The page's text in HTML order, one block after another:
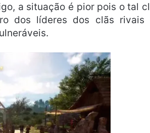
a situação é pior pois o tal
dos líderes dos clãs rivais